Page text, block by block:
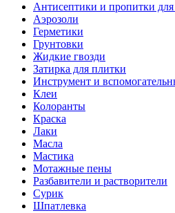
Антисептики и пропитки для
Аэрозоли
Герметики
Грунтовки
Жидкие гвозди
Затирка для плитки
Инструмент и
Клеи
Колоранты
Краска
Лаки
Масла
Мастика
Мотажные пены
Разбавители и растворители
Сурик
Шпатлевка